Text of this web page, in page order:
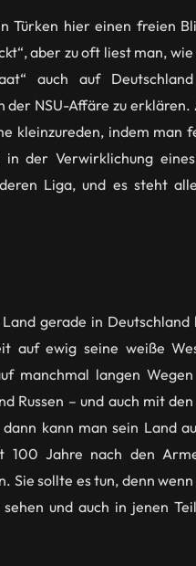
Türken hier einen freien
aber zu oft liest man,
auch auf
der NSU-Affäre zu
kleinzureden, indem man
der Verwirklichung
Liga, und es steht
gerade in Deutschland
auf ewig seine weiße
manchmal langen
Russen – und auch mit
kann man sein Land
Jahre nach den
Sie sollte es tun, denn
und auch in jenen